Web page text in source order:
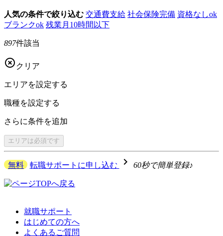
人気の条件で絞り込む 交通費支給 社会保険完備 資格なしok
ブランクok 残業月10時間以下
897件該当
 クリア
エリアを設定する
職種を設定する
さらに条件を追加
エリアは必須です
無料 転職サポートに申し込む navigate_next 60秒で簡単登録♪
就職サポート
はじめての方へ
よくあるご質問